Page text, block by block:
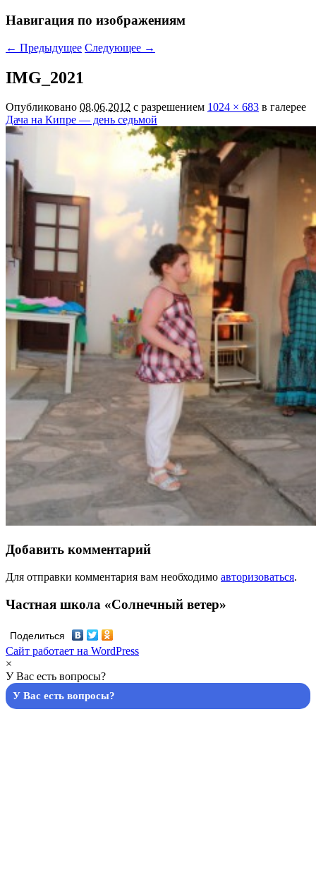
Навигация по изображениям
← Предыдущее Следующее →
IMG_2021
Опубликовано 08.06.2012 с разрешением 1024 × 683 в галерее
Дача на Кипре — день седьмой
Добавить комментарий
Для отправки комментария вам необходимо авторизоваться.
Частная школа «Солнечный ветер»
Поделиться
Сайт работает на WordPress
×
У Вас есть вопросы?
У Вас есть вопросы?